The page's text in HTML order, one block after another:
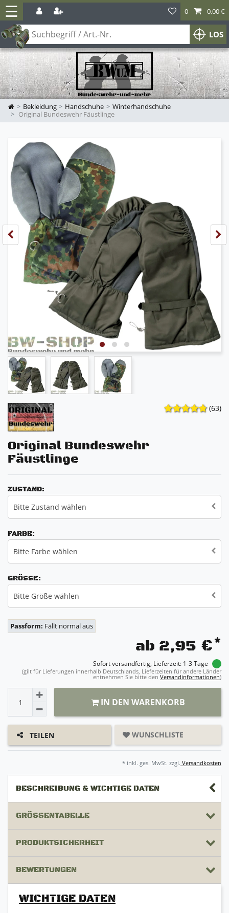
☰
LOS
0 0,00 €
Bekleidung Handschuhe
Winterhandschuhe
Original Bundeswehr Fäustlinge
(63)
Original Bundeswehr
Fäustlinge
ZUSTAND:
Bitte Zustand wählen
FARBE:
Bitte Farbe wählen
GRÖSSE:
Bitte Größe wählen
Passform: Fällt normal aus
ab 2,95 €*
Sofort versandfertig, Lieferzeit: 1-3 Tage
(gilt für Lieferungen innerhalb Deutschlands, Lieferzeiten für andere Länder
entnehmen Sie bitte den Versandinformationen)
IN DEN WARENKORB
TEILEN WUNSCHLISTE
* inkl. ges. MwSt. zzgl. Versandkosten
BESCHREIBUNG & WICHTIGE DATEN
GRÖSSENTABELLE
PRODUKTSICHERHEIT
BEWERTUNGEN
WICHTIGE DATEN